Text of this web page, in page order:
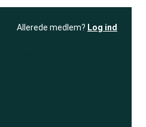
Allerede medlem? Log ind